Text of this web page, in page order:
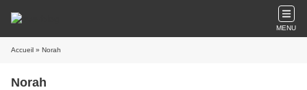
MENU
Accueil » Norah
Norah